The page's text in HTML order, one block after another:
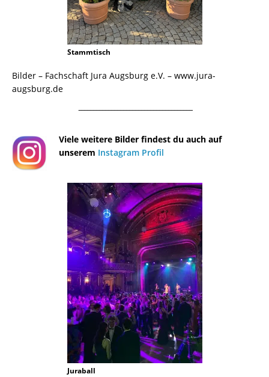
Stammtisch
Bilder – Fachschaft Jura Augsburg e.V. – www.jura-
augsburg.de
¯¯¯¯¯¯¯¯¯¯¯¯¯¯¯¯¯¯¯¯¯¯¯¯¯¯¯¯¯¯¯¯¯¯¯¯¯¯
Viele weitere Bilder findest du auch auf
unserem Instagram Profil
Juraball